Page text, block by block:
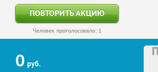
ПОВТОРИТЬ АКЦИЮ
Человек проголосовало: 1
0 руб.